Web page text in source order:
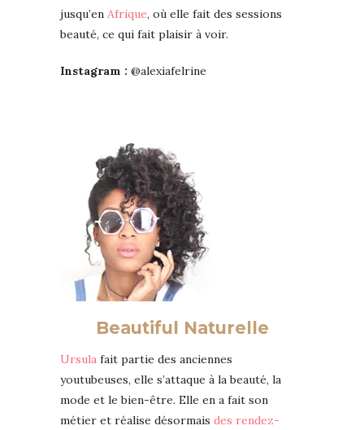
jusqu’en Afrique, où elle fait des sessions
beauté, ce qui fait plaisir à voir.
Instagram : @alexiafelrine
Beautiful Naturelle
Ursula fait partie des anciennes
youtubeuses, elle s’attaque à la beauté, la
mode et le bien-être. Elle en a fait son
métier et réalise désormais des rendez-